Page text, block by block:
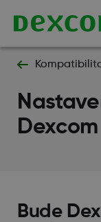
Bude